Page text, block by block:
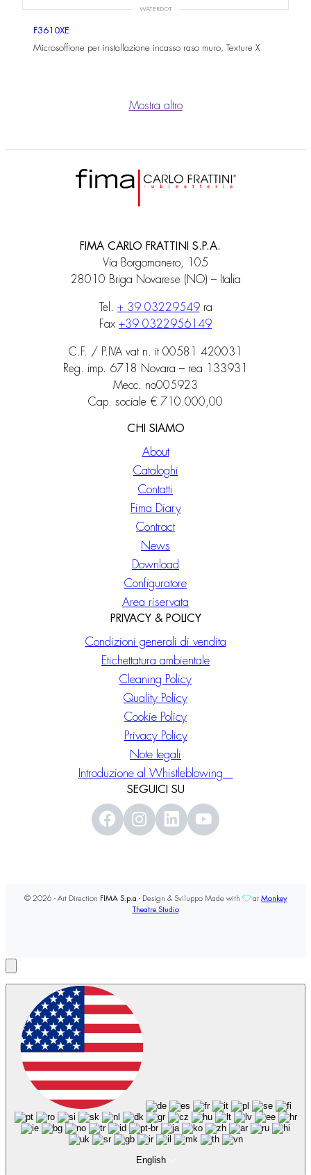
WATERDOT
F3610XE
Microsoffione per installazione incasso raso muro, Texture X
Mostra altro
FIMA CARLO FRATTINI S.P.A.
Via Borgomanero, 105
28010 Briga Novarese (NO) – Italia
Tel. + 39 03229549ra
Fax +39 0322956149
C.F. / P.IVA vat n. it 00581 420031
Reg. imp. 6718 Novara – rea 133931
Mecc. no005923
Cap. sociale € 710.000,00
CHI SIAMO
About
Cataloghi
Contatti
Fima Diary
Contract
News
Download
Configuratore
Area riservata
PRIVACY & POLICY
Condizioni generali di vendita
Etichettatura ambientale
Cleaning Policy
Quality Policy
Cookie Policy
Privacy Policy
Note legali
Introduzione al Whistleblowing
SEGUICI SU
© 2026 - Art Direction FIMA S.p.a - Design & Sviluppo Made with at Monkey
Theatre Studio
English